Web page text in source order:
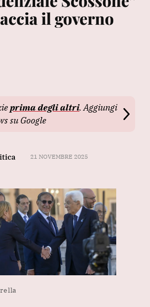
il governo
prima degli altri. Aggiungi
su Google
21 NOVEMBRE 2025